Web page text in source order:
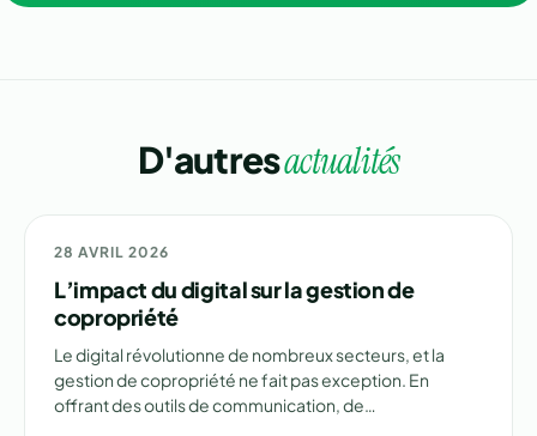
D'autresactualités
💰 GESTION
28 AVRIL 2026
L’impact du digital sur la gestion de
copropriété
Le digital révolutionne de nombreux secteurs, et la
gestion de copropriété ne fait pas exception. En
offrant des outils de communication, de…